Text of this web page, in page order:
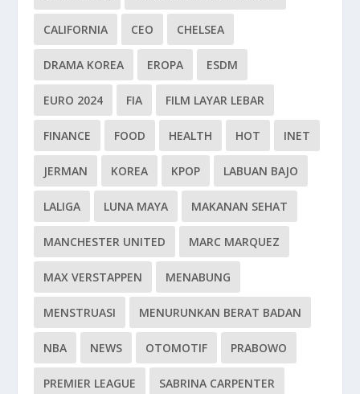
CALIFORNIA CEO CHELSEA
DRAMA KOREA EROPA ESDM
EURO 2024 FIA FILM LAYAR LEBAR
FINANCE FOOD HEALTH HOT INET
JERMAN KOREA KPOP LABUAN BAJO
LALIGA LUNA MAYA MAKANAN SEHAT
MANCHESTER UNITED MARC MARQUEZ
MAX VERSTAPPEN MENABUNG
MENSTRUASI MENURUNKAN BERAT BADAN
NBA NEWS OTOMOTIF PRABOWO
PREMIER LEAGUE SABRINA CARPENTER